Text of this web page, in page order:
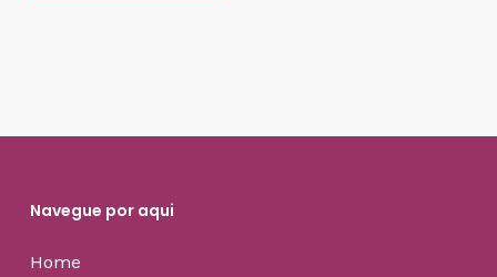
Navegue por aqui
Home